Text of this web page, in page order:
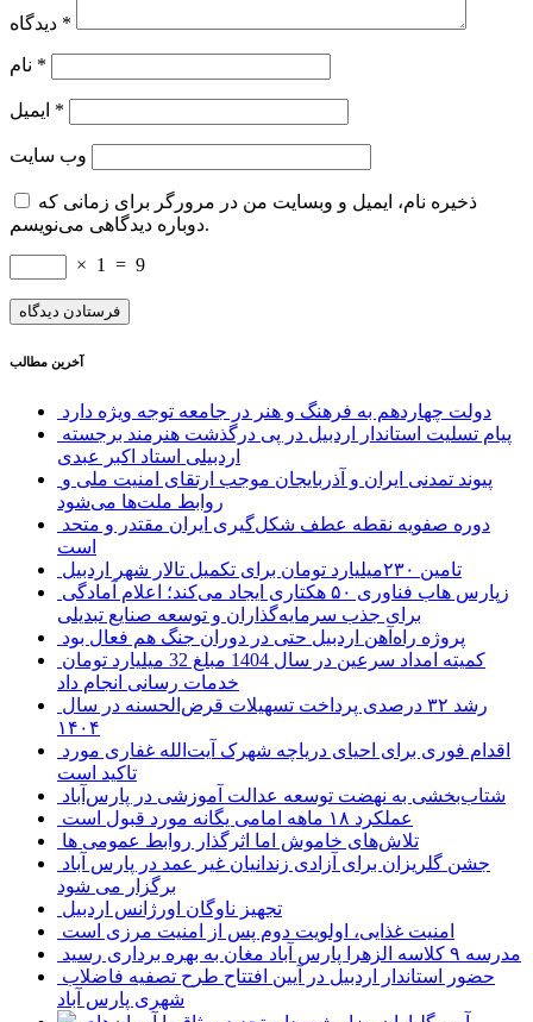
*
*
*
وب‌ سایت
ذخیره نام، ایمیل و وبسایت من در مرورگر برای زمانی که
دوباره دیدگاهی می‌نویسم.
× 1 = 9
آخرین مطالب
دولت چهاردهم به فرهنگ و هنر در جامعه توجه ویژه دارد
اردبیلی استاد اکبر عبدی
روابط ملت‌ها می‌شود
است
تامین ۲۳۰میلیارد تومان برای تکمیل تالار شهر اردبیل
برای جذب سرمایه‌گذاران و توسعه صنایع تبدیلی
پروژه راه‌آهن اردبیل حتی در دوران جنگ هم فعال بود
خدمات رسانی انجام داد
۱۴۰۴
تاکید است
شتاب‌بخشی به نهضت توسعه عدالت آموزشی در پارس‌آباد
عملکرد ۱۸ ماهه امامی یگانه مورد قبول است
تلاش‌های خاموش اما اثرگذار روابط عمومی ها
برگزار می شود
تجهیز ناوگان اورژانس اردبیل
امنیت غذایی، اولویت دوم پس از امنیت مرزی است
مدرسه ۹ کلاسه الزهرا پارس آباد مغان به بهره برداری رسید
شهری پارس آباد